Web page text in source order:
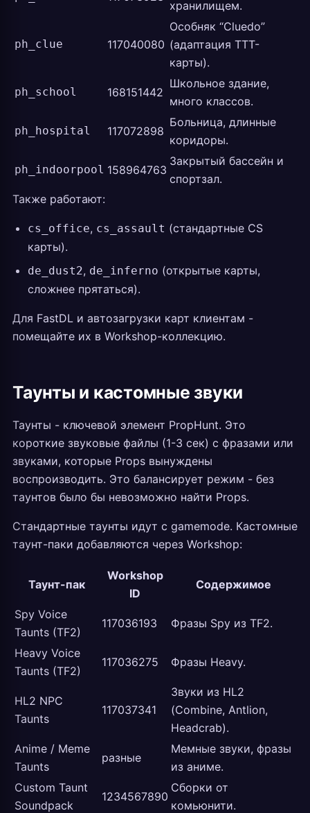
хранилищем.
ph_clue 117040080
Особняк “Cluedo”
(адаптация TTT-
карты).
ph_school 168151442
Школьное здание,
много классов.
ph_hospital 117072898
Больница, длинные
коридоры.
ph_indoorpool 158964763
Закрытый бассейн и
спортзал.
Также работают:
cs_office, cs_assault (стандартные CS
карты).
de_dust2, de_inferno (открытые карты,
сложнее прятаться).
Для FastDL и автозагрузки карт клиентам -
помещайте их в Workshop-коллекцию.
Таунты и кастомные звуки
Таунты - ключевой элемент PropHunt. Это
короткие звуковые файлы (1-3 сек) с фразами или
звуками, которые Props вынуждены
воспроизводить. Это балансирует режим - без
таунтов было бы невозможно найти Props.
Стандартные таунты идут с gamemode. Кастомные
таунт-паки добавляются через Workshop:
Таунт-пак
Workshop
ID
Содержимое
Spy Voice
Taunts (TF2)
117036193 Фразы Spy из TF2.
Heavy Voice
Taunts (TF2)
117036275 Фразы Heavy.
HL2 NPC
Taunts
117037341
Звуки из HL2
(Combine, Antlion,
Headcrab).
Anime / Meme
Taunts
разные
Мемные звуки, фразы
из аниме.
Custom Taunt
Soundpack
1234567890
Сборки от
комьюнити.